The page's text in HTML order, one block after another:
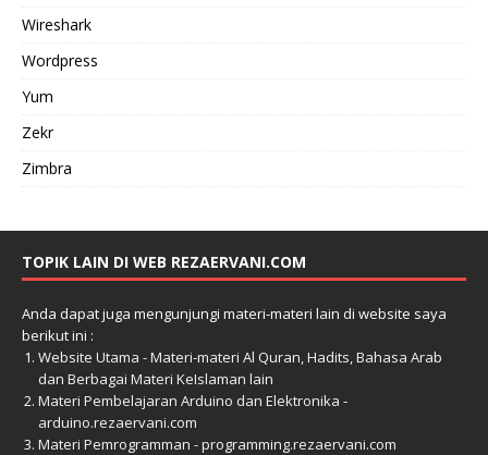
Wireshark
Wordpress
Yum
Zekr
Zimbra
TOPIK LAIN DI WEB REZAERVANI.COM
Anda dapat juga mengunjungi materi-materi lain di website saya
berikut ini :
Website Utama - Materi-materi Al Quran, Hadits, Bahasa Arab
dan Berbagai Materi KeIslaman lain
Materi Pembelajaran Arduino dan Elektronika -
arduino.rezaervani.com
Materi Pemrogramman - programming.rezaervani.com